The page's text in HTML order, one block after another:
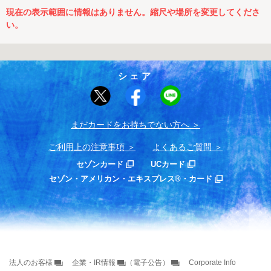
現在の表示範囲に情報はありません。縮尺や場所を変更してくださ
い。
シェア
まだカードをお持ちでない⽅へ
ご利用上の注意事項 よくあるご質問
セゾンカード
UCカード
セゾン・アメリカン・エキスプレス®・カード
法人のお客様 企業・IR情報 （電子公告） Corporate Info